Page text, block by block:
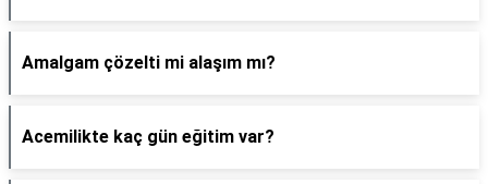
Amalgam çözelti mi alaşım mı?
Acemilikte kaç gün eğitim var?